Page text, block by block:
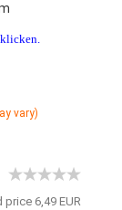
vary)
price 6,49 EUR